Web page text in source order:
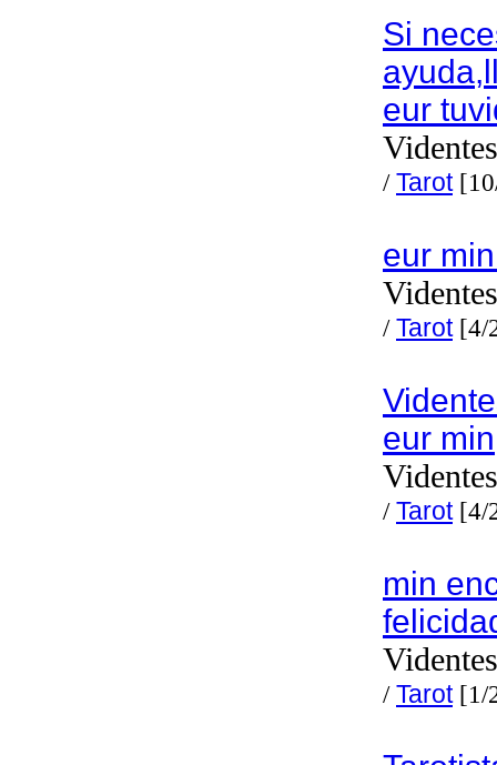
Si
eur
/Tarot
eur
/Tarot[4/
eur min
/Tarot[4/
min
/Tarot[1/